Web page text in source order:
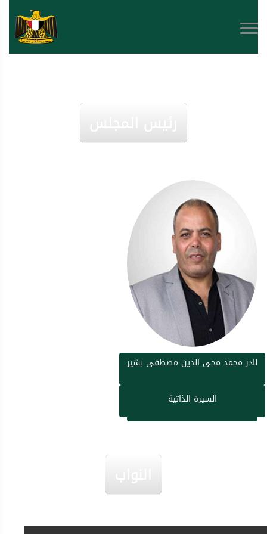
نادر محمد محى الدين مصطفى بشير
السيرة الذاتية